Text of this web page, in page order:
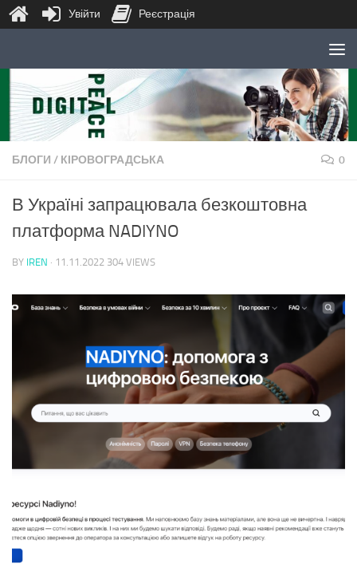
Skip to content
БЛОГИ / КІРОВОГРАДСЬКА 0
В Україні запрацювала безкоштовна
платформа NADIYNO
BY IREN · 11.11.2022 304 VIEWS
Увійти Реєстрація